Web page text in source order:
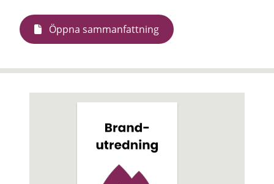
Öppna sammanfattning